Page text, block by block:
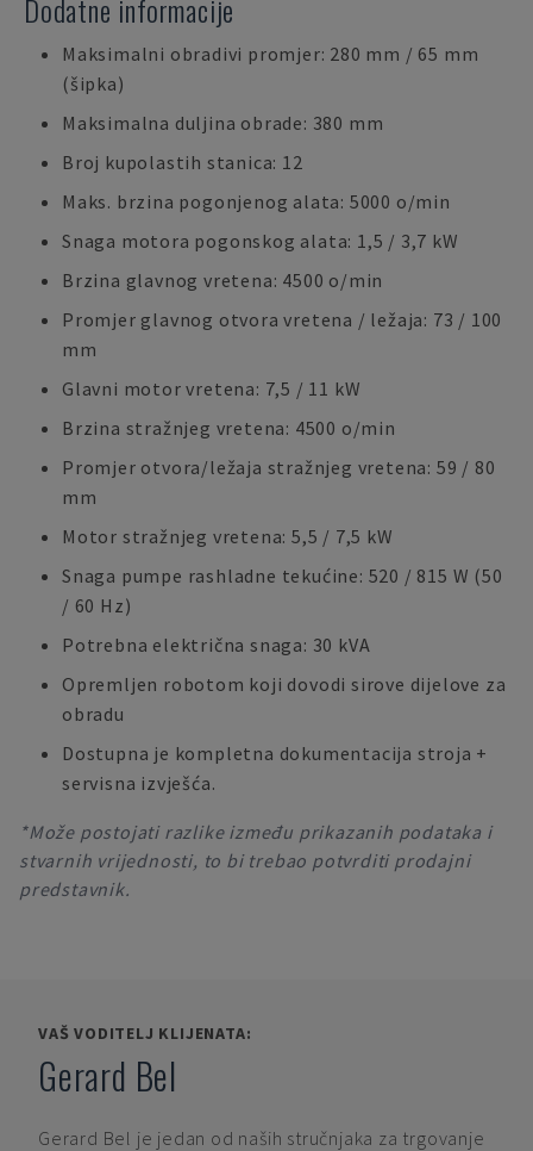
Dodatne informacije
Maksimalni obradivi promjer: 280 mm / 65 mm
(šipka)
Maksimalna duljina obrade: 380 mm
Broj kupolastih stanica: 12
Maks. brzina pogonjenog alata: 5000 o/min
Snaga motora pogonskog alata: 1,5 / 3,7 kW
Brzina glavnog vretena: 4500 o/min
Promjer glavnog otvora vretena / ležaja: 73 / 100
mm
Glavni motor vretena: 7,5 / 11 kW
Brzina stražnjeg vretena: 4500 o/min
Promjer otvora/ležaja stražnjeg vretena: 59 / 80
mm
Motor stražnjeg vretena: 5,5 / 7,5 kW
Snaga pumpe rashladne tekućine: 520 / 815 W (50
/ 60 Hz)
Potrebna električna snaga: 30 kVA
Opremljen robotom koji dovodi sirove dijelove za
obradu
Dostupna je kompletna dokumentacija stroja +
servisna izvješća.
*Može postojati razlike između prikazanih podataka i
stvarnih vrijednosti, to bi trebao potvrditi prodajni
predstavnik.
VAŠ VODITELJ KLIJENATA:
Gerard Bel
Gerard Bel je jedan od naših stručnjaka za trgovanje